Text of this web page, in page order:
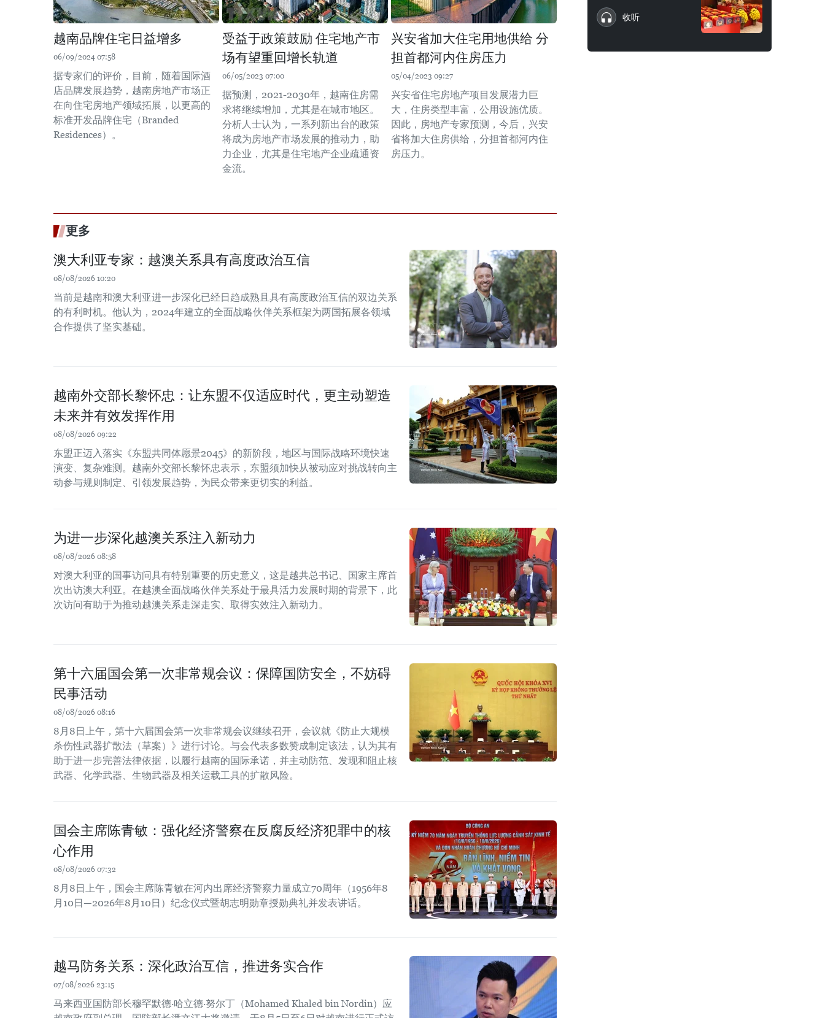
越南品牌住宅日益增多
06/09/2024 07:58
据专家们的评价，目前，随着国际酒
店品牌发展趋势，越南房地产市场正
在向住宅房地产领域拓展，以更高的
标准开发品牌住宅（Branded
Residences）。
受益于政策鼓励 住宅地产市
场有望重回增长轨道
06/05/2023 07:00
据预测，2021-2030年，越南住房需
求将继续增加，尤其是在城市地区。
分析人士认为，一系列新出台的政策
将成为房地产市场发展的推动力，助
力企业，尤其是住宅地产企业疏通资
金流。
兴安省加大住宅用地供给 分
担首都河内住房压力
05/04/2023 09:27
兴安省住宅房地产项目发展潜力巨
大，住房类型丰富，公用设施优质。
因此，房地产专家预测，今后，兴安
省将加大住房供给，分担首都河内住
房压力。
更多
澳大利亚专家：越澳关系具有高度政治互信
08/08/2026 10:20
当前是越南和澳大利亚进一步深化已经日趋成熟且具有高度政治互信的双边关系
的有利时机。他认为，2024年建立的全面战略伙伴关系框架为两国拓展各领域
合作提供了坚实基础。
越南外交部长黎怀忠：让东盟不仅适应时代，更主动塑造
未来并有效发挥作用
08/08/2026 09:22
东盟正迈入落实《东盟共同体愿景2045》的新阶段，地区与国际战略环境快速
演变、复杂难测。越南外交部长黎怀忠表示，东盟须加快从被动应对挑战转向主
动参与规则制定、引领发展趋势，为民众带来更切实的利益。
为进一步深化越澳关系注入新动力
08/08/2026 08:58
对澳大利亚的国事访问具有特别重要的历史意义，这是越共总书记、国家主席首
次出访澳大利亚。在越澳全面战略伙伴关系处于最具活力发展时期的背景下，此
次访问有助于为推动越澳关系走深走实、取得实效注入新动力。
第十六届国会第一次非常规会议：保障国防安全，不妨碍
民事活动
08/08/2026 08:16
8月8日上午，第十六届国会第一次非常规会议继续召开，会议就《防止大规模
杀伤性武器扩散法（草案）》进行讨论。与会代表多数赞成制定该法，认为其有
助于进一步完善法律依据，以履行越南的国际承诺，并主动防范、发现和阻止核
武器、化学武器、生物武器及相关运载工具的扩散风险。
国会主席陈青敏：强化经济警察在反腐反经济犯罪中的核
心作用
08/08/2026 07:32
8月8日上午，国会主席陈青敏在河内出席经济警察力量成立70周年（1956年8
月10日—2026年8月10日）纪念仪式暨胡志明勋章授勋典礼并发表讲话。
越马防务关系：深化政治互信，推进务实合作
07/08/2026 23:15
马来西亚国防部长穆罕默德·哈立德·努尔丁（Mohamed Khaled bin Nordin）应
收听